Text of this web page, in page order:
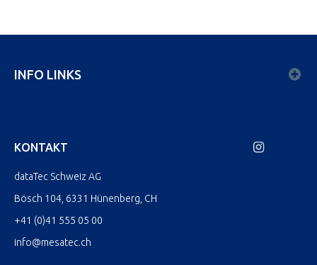
INFO LINKS
KONTAKT
dataTec Schweiz AG
Bösch 104, 6331 Hünenberg, CH
+41 (0)41 555 05 00
info@mesatec.ch